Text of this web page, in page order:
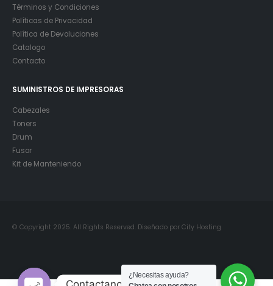
Términos y Condiciones
Políticas de Privacidad
Política de Devoluciones
Catalogo
Contacto
SUMINISTROS DE IMPRESORAS
Cabezales
Toners
Drum
Fusor
Kit de Manteniendo
© Copyright 2025. All Rights Reserved. Diseñado por City Hosting
¿Necesitas ayuda?